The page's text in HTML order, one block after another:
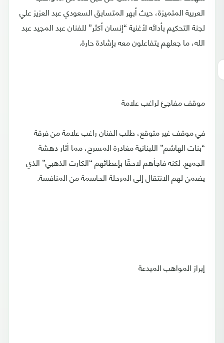
العربية المتميزة، حيث أبهر المتسابق السعودي عبد العزيز علي
لجنة التحكيم بأدائه لأغنية “إنسان أكثر” للفنان عبد المجيد عبد
الله، ما جعلهم يتفاعلون معه بإشادة حارة.
موقف مفاجئ لراغب علامة
في موقف غير متوقع، طلب الفنان راغب علامة من فرقة
“بنات الهاشم” اللبنانية مغادرة المسرح، مما أثار دهشة
الجميع. لكنه فاجأهم لاحقًا بإعطائهم “الكارت الذهبي” الذي
يضمن لهم الانتقال إلى المرحلة الحاسمة من المنافسة.
إبراز المواهب المبدعة